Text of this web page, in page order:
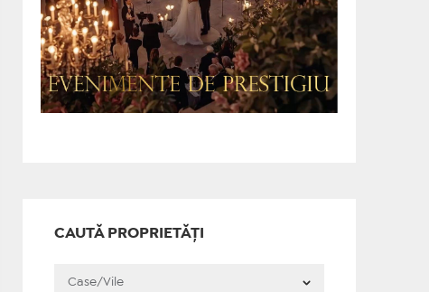
CAUTĂ PROPRIETĂȚI